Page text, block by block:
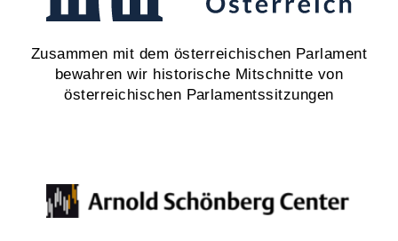
Zusammen mit dem österreichischen Parlament
bewahren wir historische Mitschnitte von
österreichischen Parlamentssitzungen